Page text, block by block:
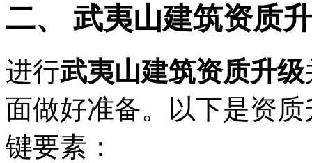
二、 武夷山建筑资质
进行武夷山建筑资质升级
面做好准备。以下是资
键要素：